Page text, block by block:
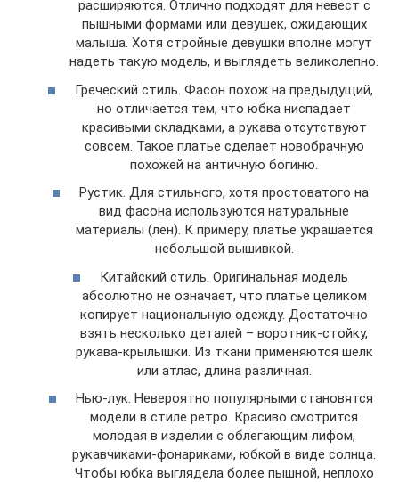
расширяются. Отлично подходят для невест с
пышными формами или девушек, ожидающих
малыша. Хотя стройные девушки вполне могут
надеть такую модель, и выглядеть великолепно.
Греческий стиль. Фасон похож на предыдущий,
но отличается тем, что юбка ниспадает
красивыми складками, а рукава отсутствуют
совсем. Такое платье сделает новобрачную
похожей на античную богиню.
Рустик. Для стильного, хотя простоватого на
вид фасона используются натуральные
материалы (лен). К примеру, платье украшается
небольшой вышивкой.
Китайский стиль. Оригинальная модель
абсолютно не означает, что платье целиком
копирует национальную одежду. Достаточно
взять несколько деталей – воротник-стойку,
рукава-крылышки. Из ткани применяются шелк
или атлас, длина различная.
Нью-лук. Невероятно популярными становятся
модели в стиле ретро. Красиво смотрится
молодая в изделии с облегающим лифом,
рукавчиками-фонариками, юбкой в виде солнца.
Чтобы юбка выглядела более пышной, неплохо